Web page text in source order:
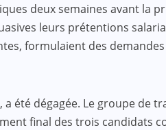
deux semaines avant la
leurs prétentions
formulaient des
été dégagée. Le groupe de
final des trois candidats